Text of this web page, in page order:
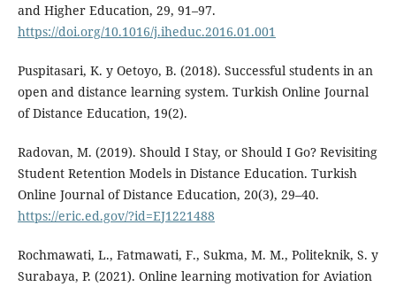
and Higher Education, 29, 91–97.
https://doi.org/10.1016/j.iheduc.2016.01.001
Puspitasari, K. y Oetoyo, B. (2018). Successful students in an
open and distance learning system. Turkish Online Journal
of Distance Education, 19(2).
Radovan, M. (2019). Should I Stay, or Should I Go? Revisiting
Student Retention Models in Distance Education. Turkish
Online Journal of Distance Education, 20(3), 29–40.
https://eric.ed.gov/?id=EJ1221488
Rochmawati, L., Fatmawati, F., Sukma, M. M., Politeknik, S. y
Surabaya, P. (2021). Online learning motivation for Aviation